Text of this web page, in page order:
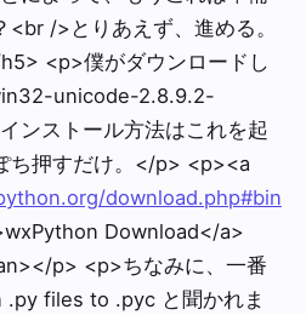
/>とりあえず、進める。
<p>僕がダウンロードし
unicode-2.8.9.2-
ンストール方法はこれを起
ち押すだけ。</p> <p><a
download.php#bin
Download</a>
p> <p>ちなみに、一番
files to .pyc と聞かれま